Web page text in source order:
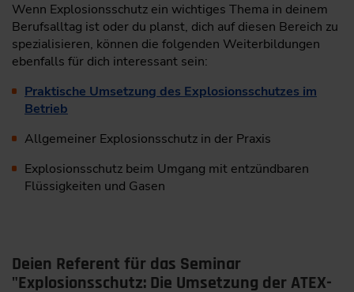
Wenn Explosionsschutz ein wichtiges Thema in deinem
Berufsalltag ist oder du planst, dich auf diesen Bereich zu
spezialisieren, können die folgenden Weiterbildungen
ebenfalls für dich interessant sein:
Praktische Umsetzung des Explosionsschutzes im
Betrieb
Allgemeiner Explosionsschutz in der Praxis
Explosionsschutz beim Umgang mit entzündbaren
Flüssigkeiten und Gasen
Deien Referent für das Seminar
"Explosionsschutz: Die Umsetzung der ATEX-